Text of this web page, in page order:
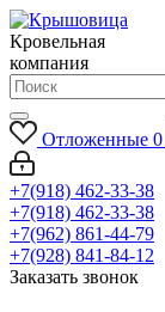
Кровельная
компания
Отложенные 0
+7(918) 462-33-38
+7(918) 462-33-38
+7(962) 861-44-79
+7(928) 841-84-12
Заказать звонок